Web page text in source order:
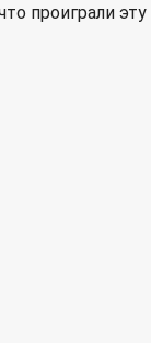
проиграли эту